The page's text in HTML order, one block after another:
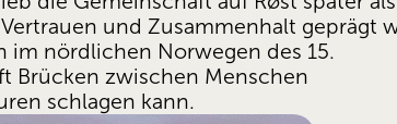
und Zusammenhalt geprägt
im nördlichen Norwegen des 15.
Brücken zwischen Menschen
schlagen kann.